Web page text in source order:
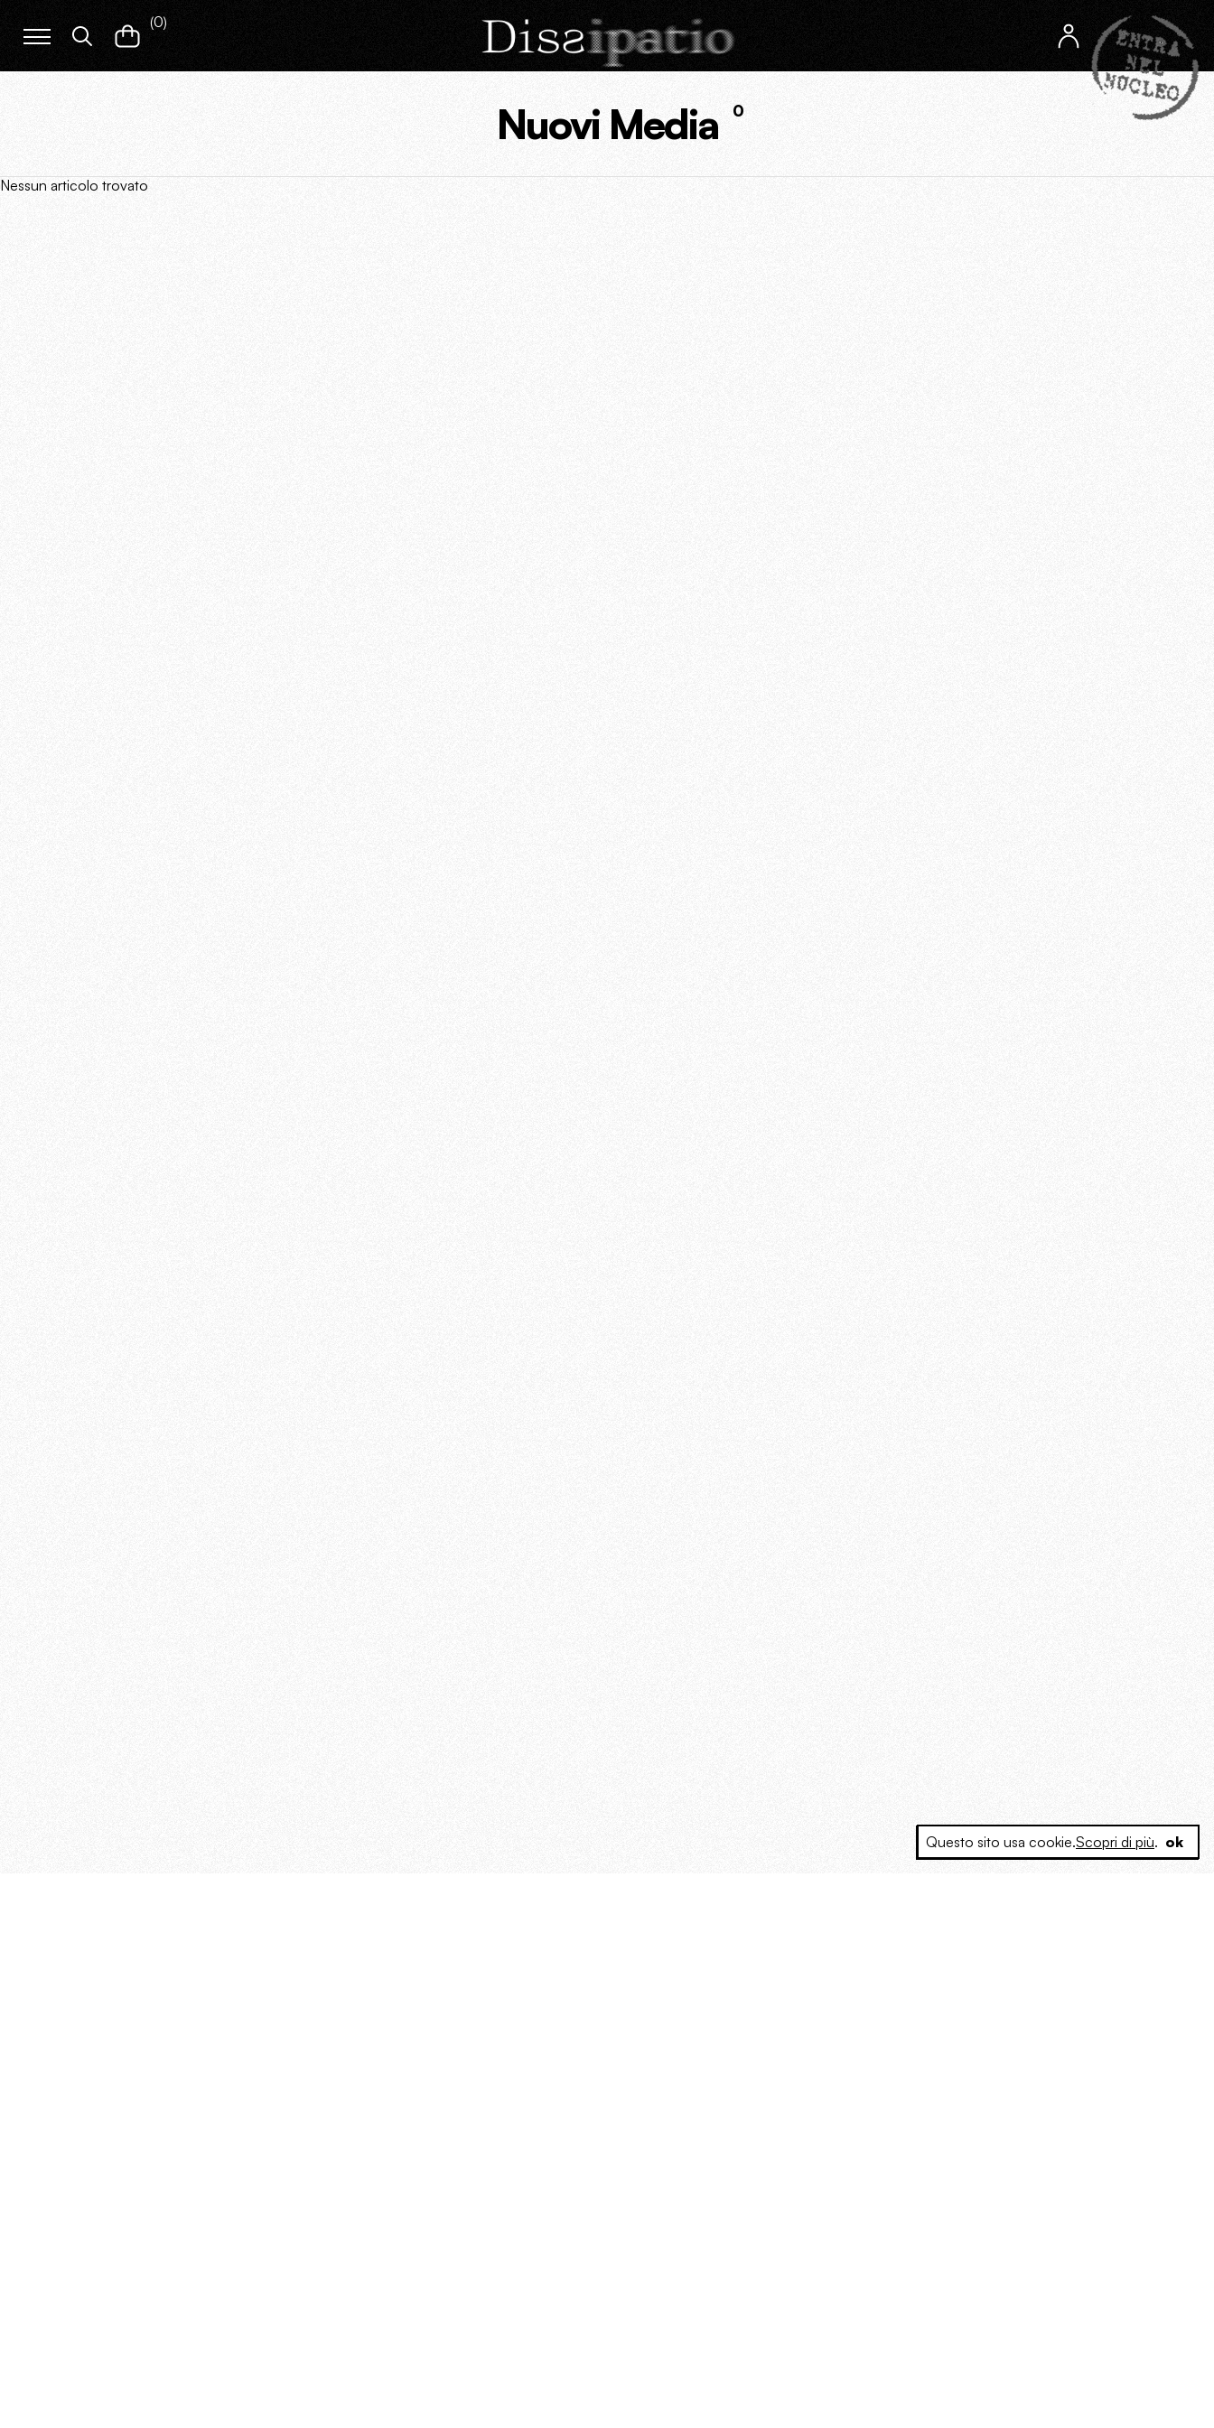
(0)
Nuovi Media 0
Nessun articolo trovato
Questo sito usa cookie.Scopri di più. ok